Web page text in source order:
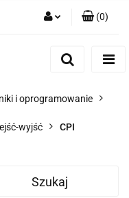
zgłoszenie
(0)
i oprogramowanie
wyjść CPI
Szukaj